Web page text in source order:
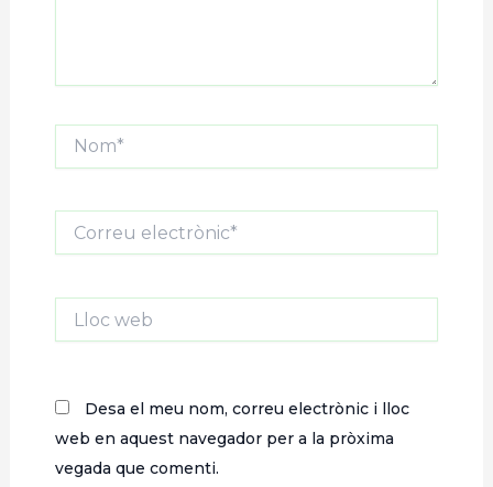
electrònic*
Lloc
web
Desa el meu nom, correu electrònic i lloc
web en aquest navegador per a la pròxima
vegada que comenti.